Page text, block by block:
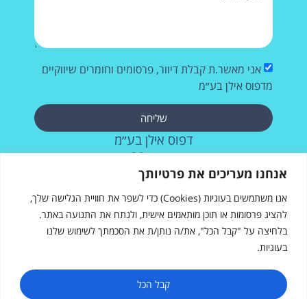
אנחנו מעריכים את פרטיותך
אנו משתמשים בעוגיות (Cookies) כדי לשפר את חוויית הגלישה שלך,
להציג פרסומות או תוכן מותאמים אישית, ולנתח את התנועה באתר.
בלחיצה על "קבל הכל", את/ה נותן/ת את הסכמתך לשימוש שלנו
בעוגיות.
קבל הכל
אני מאשר.ת קבלת דיוור, פרסומים וחומרים שיווקיים
מדפוס אילן בע״מ
שליחה
דפוס אילן בע״מ
רחוב העבודה 28, אשדוד
073-2572715
דפוס אילן
רחוב העבודה 28, אשדוד